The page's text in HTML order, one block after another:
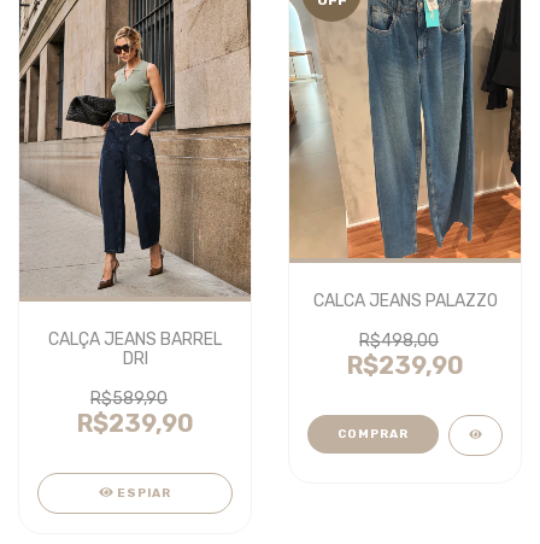
CALÇA JEANS BARREL
DRI
R$589,90
R$239,90
ESPIAR
CALCA JEANS PALAZZO
R$498,00
R$239,90
COMPRAR